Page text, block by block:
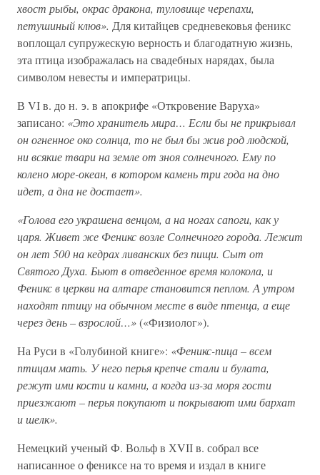
хвост рыбы, окрас дракона, туловище черепахи,
петушиный клюв». Для китайцев средневековья феникс
воплощал супружескую верность и благодатную жизнь,
эта птица изображалась на свадебных нарядах, была
символом невесты и императрицы.
В VІ в. до н. э. в апокрифе «Откровение Варуха»
записано: «Это хранитель мира… Если бы не прикрывал
он огненное око солнца, то не был бы жив род людской,
ни всякие твари на земле от зноя солнечного. Ему по
колено море-океан, в котором камень три года на дно
идет, а дна не достает».
«Голова его украшена венцом, а на ногах сапоги, как у
царя. Живет же Феникс возле Солнечного города. Лежит
он лет 500 на кедрах ливанских без пищи. Сыт от
Святого Духа. Бьют в отведенное время колокола, и
Феникс в церкви на алтаре становится пеплом. А утром
находят птицу на обычном месте в виде птенца, а еще
через день – взрослой…»(«Физиолог»).
На Руси в «Голубиной книге»: «Феникс-пица – всем
птицам мать. У него перья крепче стали и булата,
режут ими кости и камни, а когда из-за моря гости
приезжают – перья покупают и покрывают ими бархат
и шелк».
Немецкий ученый Ф. Вольф в ХVІІ в. собрал все
написанное о фениксе на то время и издал в книге